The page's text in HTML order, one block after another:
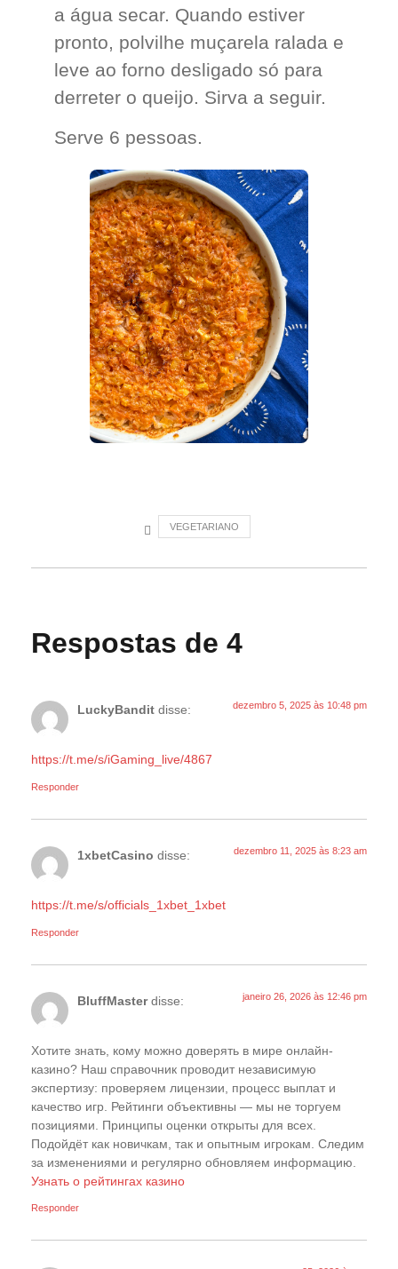
a água secar. Quando estiver
pronto, polvilhe muçarela ralada e
leve ao forno desligado só para
derreter o queijo. Sirva a seguir.
Serve 6 pessoas.
VEGETARIANO
Respostas de 4
LuckyBandit disse: dezembro 5, 2025 às 10:48 pm
https://t.me/s/iGaming_live/4867
Responder
1xbetCasino disse: dezembro 11, 2025 às 8:23 am
https://t.me/s/officials_1xbet_1xbet
Responder
BluffMaster disse: janeiro 26, 2026 às 12:46 pm
Хотите знать, кому можно доверять в мире онлайн-
казино? Наш справочник проводит независимую
экспертизу: проверяем лицензии, процесс выплат и
качество игр. Рейтинги объективны — мы не торгуем
позициями. Принципы оценки открыты для всех.
Подойдёт как новичкам, так и опытным игрокам. Следим
за изменениями и регулярно обновляем информацию.
Узнать о рейтингах казино
Responder